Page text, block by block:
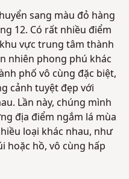
sang màu đỏ hàng
12. Có rất nhiều điểm
vực trung tâm thành
nhiên phong phú khác
phố vô cùng đặc biệt,
cảnh tuyệt đẹp với
Lần này, chúng mình
địa điểm ngắm lá mùa
loại khác nhau, như
hoặc hồ, vô cùng hấp